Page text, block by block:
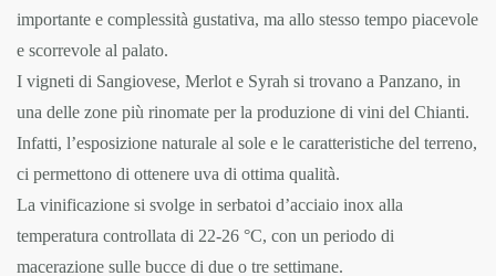
importante e complessità gustativa, ma allo stesso tempo piacevole
e scorrevole al palato.
I vigneti di Sangiovese, Merlot e Syrah si trovano a Panzano, in
una delle zone più rinomate per la produzione di vini del Chianti.
Infatti, l’esposizione naturale al sole e le caratteristiche del terreno,
ci permettono di ottenere uva di ottima qualità.
La vinificazione si svolge in serbatoi d’acciaio inox alla
temperatura controllata di 22-26 °C, con un periodo di
macerazione sulle bucce di due o tre settimane.